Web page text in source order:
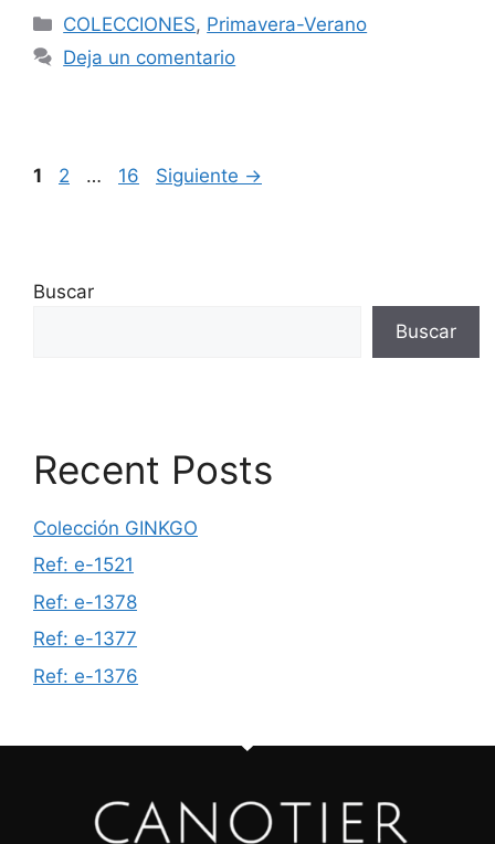
COLECCIONES, Primavera-Verano
Deja un comentario
1 2 … 16 Siguiente →
Buscar
Buscar
Recent Posts
Colección GINKGO
Ref: e-1521
Ref: e-1378
Ref: e-1377
Ref: e-1376